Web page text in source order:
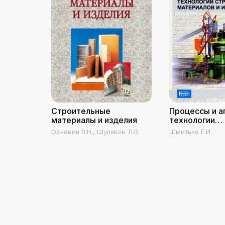
Строительные
материалы и изделия
Основин В.Н., Шуляков Л.В.
Процессы и
технологии
строительных
Шмитько Е.И.